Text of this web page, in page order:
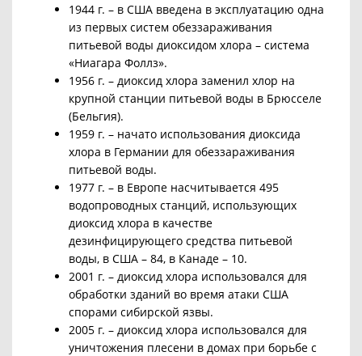
1944 г. – в США введена в эксплуатацию одна
из первых систем обеззараживания
питьевой воды диоксидом хлора – система
«Ниагара Фоллз».
1956 г. – диоксид хлора заменил хлор на
крупной станции питьевой воды в Брюсселе
(Бельгия).
1959 г. – начато использования диоксида
хлора в Германии для обеззараживания
питьевой воды.
1977 г. – в Европе насчитывается 495
водопроводных станций, использующих
диоксид хлора в качестве
дезинфицирующего средства питьевой
воды, в США – 84, в Канаде – 10.
2001 г. – диоксид хлора использовался для
обработки зданий во время атаки США
спорами сибирской язвы.
2005 г. – диоксид хлора использовался для
уничтожения плесени в домах при борьбе с